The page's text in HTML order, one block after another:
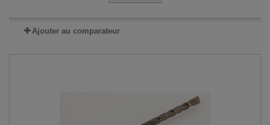
Ajouter au comparateur